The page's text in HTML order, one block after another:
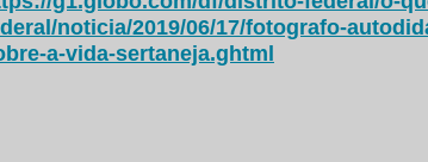
noticia/2019/06/17/fotografo-
a-vida-sertaneja.ghtml